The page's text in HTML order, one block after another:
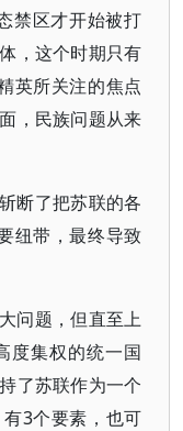
禁区才开始被打
，这个时期只有
英所关注的焦点
，民族问题从来
断了把苏联的各
纽带，最终导致
问题，但直至上
度集权的统一国
了苏联作为一个
3个要素，也可